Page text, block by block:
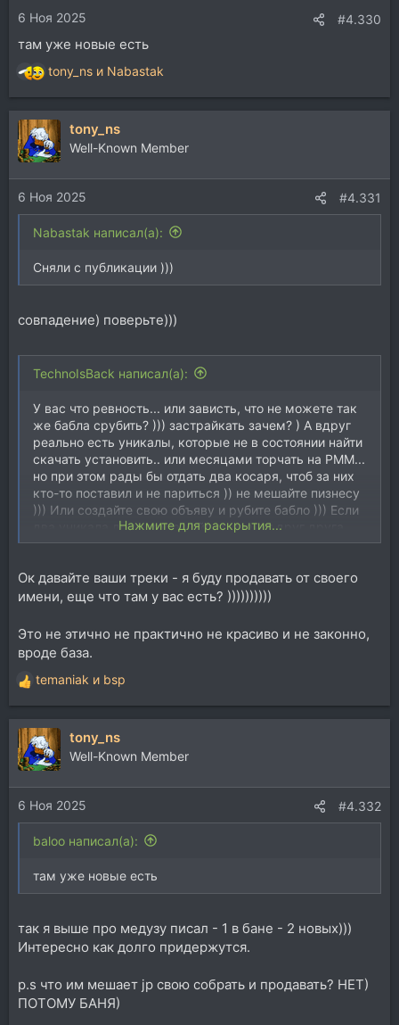
:6 Ноя 2025 #4.330
там уже новые есть
Р
е
а
к
ц
и
и
:
tony_ns и Nabastak
tony_ns
Well-Known Member
6 Ноя 2025 #4.331
Nabastak написал(а):
Сняли с публикации )))
совпадение) поверьте)))
TechnoIsBack написал(а):
У вас что ревность... или зависть, что не можете так
же бабла срубить? ))) застрайкать зачем? ) А вдруг
реально есть уникалы, которые не в состоянии найти
скачать установить.. или месяцами торчать на РММ...
но при этом рады бы отдать два косаря, чтоб за них
кто-то поставил и не париться )) не мешайте пизнесу
))) Или создайте свою объяву и рубите бабло ))) Если
два уникала друг друга найдут, значит друг друга
стоят )) Вам-то какое дело ))
Нажмите для раскрытия...
Ок давайте ваши треки - я буду продавать от своего
имени, еще что там у вас есть? ))))))))))
Это не этично не практично не красиво и не законно,
вроде база.
Р
е
а
к
ц
и
и
:
temaniak и bsp
tony_ns
Well-Known Member
6 Ноя 2025 #4.332
baloo написал(а):
там уже новые есть
так я выше про медузу писал - 1 в бане - 2 новых)))
Интересно как долго придержутся.
p.s что им мешает jp свою собрать и продавать? НЕТ)
ПОТОМУ БАНЯ)